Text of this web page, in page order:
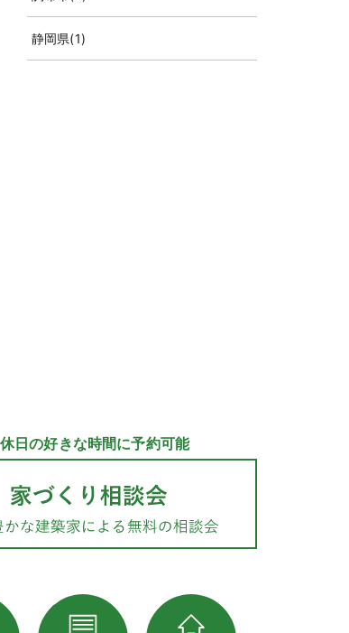
静岡県(1)
休日の好きな時間に予約可能